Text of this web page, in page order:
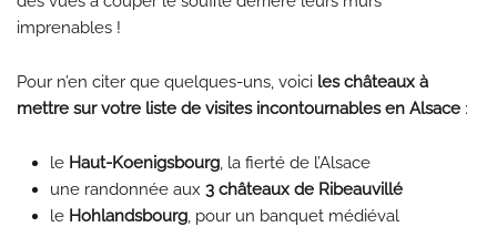
imprenables !
Pour n’en citer que quelques-uns, voici les châteaux à
mettre sur votre liste de visites incontournables en Alsace :
le Haut-Koenigsbourg, la fierté de l’Alsace
une randonnée aux 3 châteaux de Ribeauvillé
le Hohlandsbourg, pour un banquet médiéval